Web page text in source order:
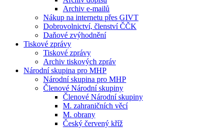
Archiv e-mailů
Nákup na internetu přes GIVT
Dobrovolnictví, členství ČČK
Daňové zvýhodnění
Tiskové zprávy
Tiskové zprávy
Archiv tiskových zpráv
Národní skupina pro MHP
Národní skupina pro MHP
Členové Národní skupiny
Členové Národní skupiny
M. zahraničních věcí
M. obrany
Český červený kříž